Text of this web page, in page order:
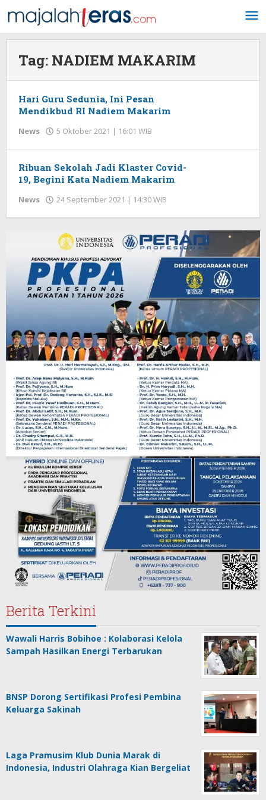
ke
konten
Tag: NADIEM MAKARIM
Hari Guru Sedunia, Ini Pesan
Mendikbud RI Nadiem Makarim
News 5 Oktober 2021 | 16:01 WIB
Ribuan Sekolah Jadi Klaster Covid-
19, Begini Kata Nadiem Makarim
News 24 September 2021 | 14:30 WIB
Berita Terkini
Wawali Harris Bobihoe : Kolaborasi Kelola
Sampah Hasilkan Energi Terbarukan
BNSP Dorong Sertifikasi Profesi Pembina
Keluarga Sakinah
Laga Pramusim Klub Dunia Marak di
Indonesia, Industri Olahraga Kian Bergeliat